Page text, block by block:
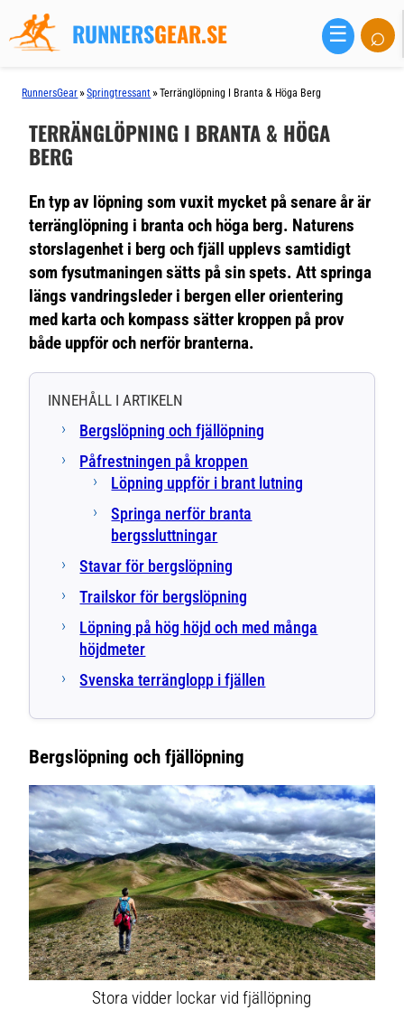
RUNNERSGEAR.SE ☰ ⌕
RunnersGear »Springtressant »Terränglöpning I Branta & Höga Berg
TERRÄNGLÖPNING I BRANTA & HÖGA
BERG
En typ av löpning som vuxit mycket på senare år är
terränglöpning i branta och höga berg. Naturens
storslagenhet i berg och fjäll upplevs samtidigt
som fysutmaningen sätts på sin spets. Att springa
längs vandringsleder i bergen eller orientering
med karta och kompass sätter kroppen på prov
både uppför och nerför branterna.
INNEHÅLL I ARTIKELN
Bergslöpning och fjällöpning
Påfrestningen på kroppen
Löpning uppför i brant lutning
Springa nerför branta
bergssluttningar
Stavar för bergslöpning
Trailskor för bergslöpning
Löpning på hög höjd och med många
höjdmeter
Svenska terränglopp i fjällen
Bergslöpning och fjällöpning
Stora vidder lockar vid fjällöpning